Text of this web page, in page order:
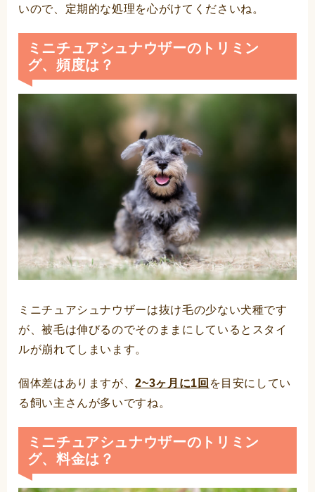
いので、定期的な処理を心がけてくださいね。
ミニチュアシュナウザーのトリミン
グ、頻度は？
ミニチュアシュナウザーは抜け毛の少ない犬種です
が、被毛は伸びるのでそのままにしているとスタイ
ルが崩れてしまいます。
個体差はありますが、2~3ヶ月に1回 を目安にしてい
る飼い主さんが多いですね。
ミニチュアシュナウザーのトリミン
グ、料金は？